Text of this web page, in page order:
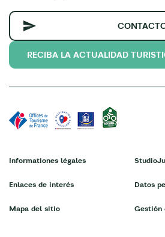
RECIBA LA ACTUALIDAD
Informationes légales
Enlaces de interés
Mapa del sitio
Datos
Gestión